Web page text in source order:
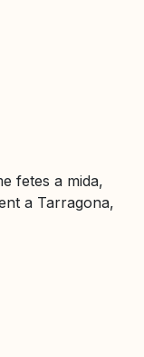
fetes a mida,
a Tarragona,